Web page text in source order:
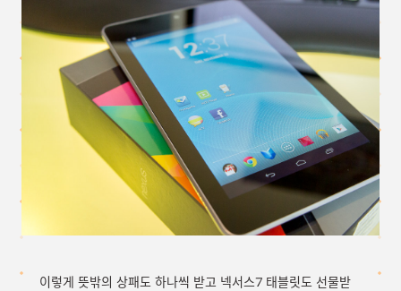
이렇게 뜻밖의 상패도 하나씩 받고 넥서스7 태블릿도 선물받